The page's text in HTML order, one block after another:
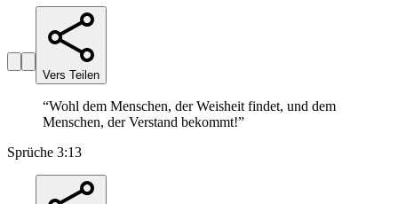
Vers Teilen
“Wohl dem Menschen, der Weisheit findet, und dem
Menschen, der Verstand bekommt!”
Sprüche 3:13